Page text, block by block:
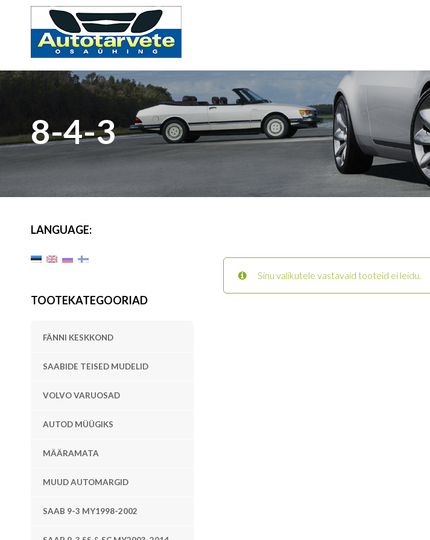
8-4-3
LANGUAGE:
TOOTEKATEGOORIAD
FÄNNI KESKKOND
SAABIDE TEISED MUDELID
VOLVO VARUOSAD
AUTOD MÜÜGIKS
MÄÄRAMATA
MUUD AUTOMARGID
SAAB 9-3 MY1998-2002
Sinu valikutele vastavaid tooteid ei leidu.